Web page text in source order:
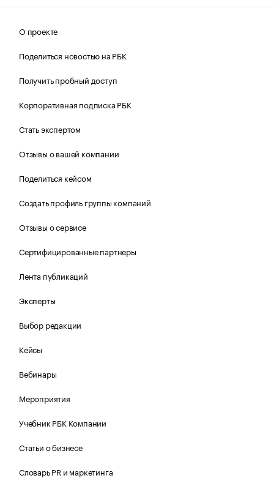
О проекте
Поделиться новостью на РБК
Получить пробный доступ
Корпоративная подписка РБК
Стать экспертом
Отзывы о вашей компании
Поделиться кейсом
Создать профиль группы компаний
Отзывы о сервисе
Сертифицированные партнеры
Лента публикаций
Эксперты
Выбор редакции
Кейсы
Вебинары
Мероприятия
Учебник РБК Компании
Статьи о бизнесе
Словарь PR и маркетинга